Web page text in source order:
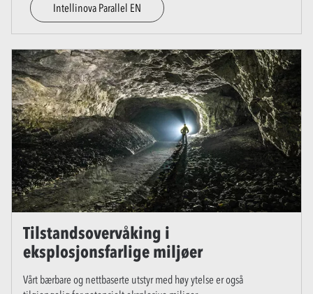
Intellinova Parallel EN
Tilstandsovervåking i
eksplosjonsfarlige miljøer
Vårt bærbare og nettbaserte utstyr med høy ytelse er også